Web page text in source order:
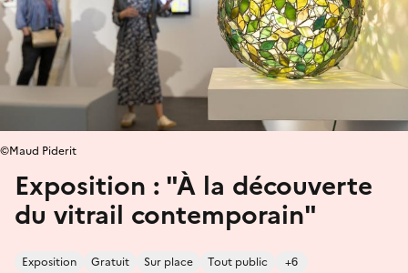
Exposition : "À la découverte
du vitrail contemporain"
Exposition Gratuit Sur place Tout public +6
©Maud Piderit